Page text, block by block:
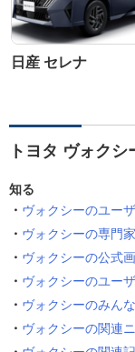
日産 セレナ
トヨタ ヴォク
知る
ヴォクシーのユー
ヴォクシーの専門
ヴォクシーの公式
ヴォクシーのユー
ヴォクシーのみん
ヴォクシーの関連